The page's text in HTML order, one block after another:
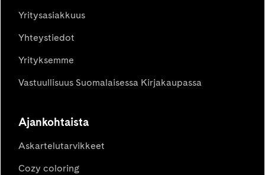
Yritysasiakkuus
Yhteystiedot
Yrityksemme
Vastuullisuus Suomalaisessa Kirjakaupassa
Ajankohtaista
Askartelutarvikkeet
Cozy coloring